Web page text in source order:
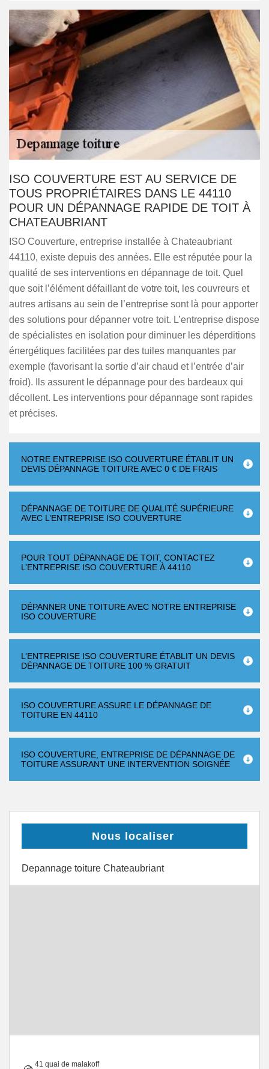
ISO COUVERTURE EST AU SERVICE DE
TOUS PROPRIÉTAIRES DANS LE 44110
POUR UN DÉPANNAGE RAPIDE DE TOIT À
CHATEAUBRIANT
ISO Couverture, entreprise installée à Chateaubriant
44110, existe depuis des années. Elle est réputée pour la
qualité de ses interventions en dépannage de toit. Quel
que soit l’élément défaillant de votre toit, les couvreurs et
autres artisans au sein de l’entreprise sont là pour apporter
des solutions pour dépanner votre toit. L’entreprise dispose
de spécialistes en isolation pour diminuer les déperditions
énergétiques facilitées par des tuiles manquantes par
exemple (favorisant la sortie d’air chaud et l’entrée d’air
froid). Ils assurent le dépannage pour des bardeaux qui
décollent. Les interventions pour dépannage sont rapides
et précises.
NOTRE ENTREPRISE ISO COUVERTURE ÉTABLIT UN
DEVIS DÉPANNAGE TOITURE AVEC 0 € DE FRAIS
DÉPANNAGE DE TOITURE DE QUALITÉ SUPÉRIEURE
AVEC L’ENTREPRISE ISO COUVERTURE
POUR TOUT DÉPANNAGE DE TOIT, CONTACTEZ
L’ENTREPRISE ISO COUVERTURE À 44110
DÉPANNER UNE TOITURE AVEC NOTRE ENTREPRISE
ISO COUVERTURE
L’ENTREPRISE ISO COUVERTURE ÉTABLIT UN DEVIS
DÉPANNAGE DE TOITURE 100 % GRATUIT
ISO COUVERTURE ASSURE LE DÉPANNAGE DE
TOITURE EN 44110
ISO COUVERTURE, ENTREPRISE DE DÉPANNAGE DE
TOITURE ASSURANT UNE INTERVENTION SOIGNÉE
Nous localiser
Depannage toiture Chateaubriant
41 quai de malakoff